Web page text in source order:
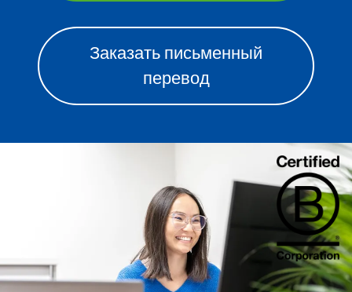
Заказать письменный
перевод